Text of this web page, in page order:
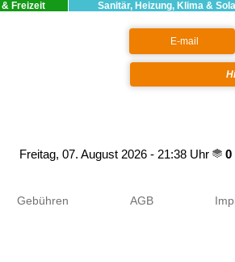
Freizeit Sanitär, Heizung, Klima &
Freitag, 07. August 2026 - 21:38 Uhr 0
Gebühren AGB